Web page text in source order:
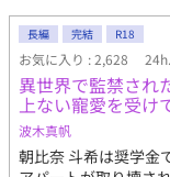
長編 完結 R18
お気に入り : 2,628
異世界で監禁され
上ない寵愛を受け
波木真帆
朝比奈 斗希は奨学金